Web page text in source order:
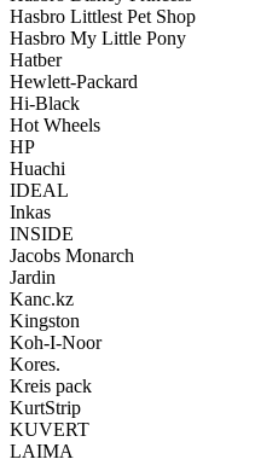
Hasbro Littlest Pet Shop
Hasbro My Little Pony
Hatber
Hewlett-Packard
Hi-Black
Hot Wheels
HP
Huachi
IDEAL
Inkas
INSIDE
Jacobs Monarch
Jardin
Kanc.kz
Kingston
Koh-I-Noor
Kores.
Kreis pack
KurtStrip
KUVERT
LAIMA